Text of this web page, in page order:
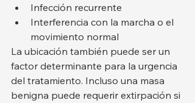
Infección recurrente
Interferencia con la marcha o el
movimiento normal
La ubicación también puede ser un
factor determinante para la urgencia
del tratamiento. Incluso una masa
benigna puede requerir extirpación si